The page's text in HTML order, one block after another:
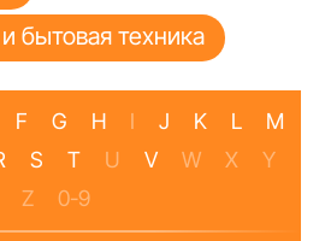
бытовая техника
F G H I J K L
M
S T U V W X
Y
Z
0-9